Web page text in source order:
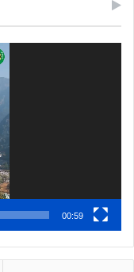
00:59